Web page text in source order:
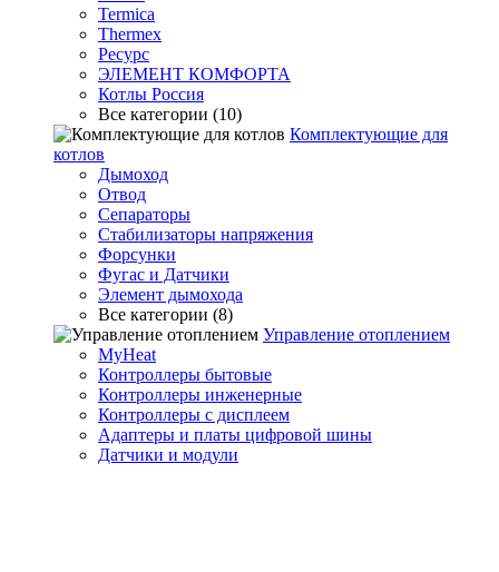
Termica
Thermex
Ресурс
ЭЛЕМЕНТ КОМФОРТА
Котлы Россия
Все категории (10)
Комплектующие для
котлов
Дымоход
Отвод
Сепараторы
Стабилизаторы напряжения
Форсунки
Фугас и Датчики
Элемент дымохода
Все категории (8)
Управление отоплением
MyHeat
Контроллеры бытовые
Контроллеры инженерные
Контроллеры с дисплеем
Адаптеры и платы цифровой шины
Датчики и модули